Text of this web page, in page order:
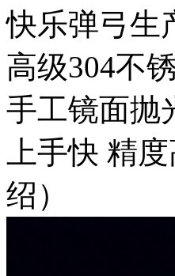
快乐弹弓生
高级304不
手工镜面抛
上手快 精
绍）